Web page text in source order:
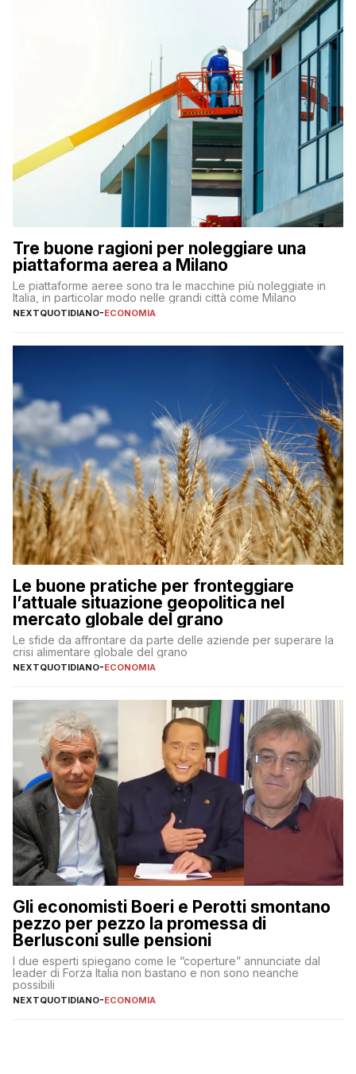
Tre buone ragioni per noleggiare una
piattaforma aerea a Milano
Le piattaforme aeree sono tra le macchine più noleggiate in
Italia, in particolar modo nelle grandi città come Milano
NEXTQUOTIDIANO-ECONOMIA
Le buone pratiche per fronteggiare
l’attuale situazione geopolitica nel
mercato globale del grano
Le sfide da affrontare da parte delle aziende per superare la
crisi alimentare globale del grano
NEXTQUOTIDIANO-ECONOMIA
Gli economisti Boeri e Perotti smontano
pezzo per pezzo la promessa di
Berlusconi sulle pensioni
I due esperti spiegano come le “coperture” annunciate dal
leader di Forza Italia non bastano e non sono neanche
possibili
NEXTQUOTIDIANO-ECONOMIA